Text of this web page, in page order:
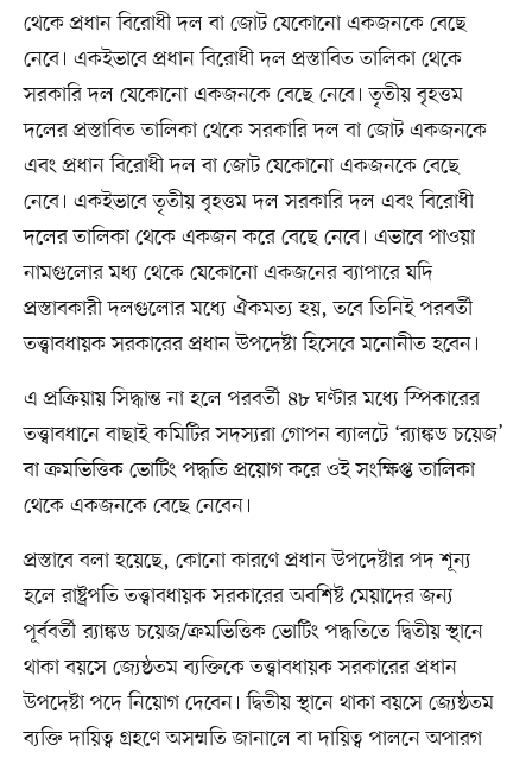
থেকে প্রধান বিরোধী দল বা জোট যেকোনো একজনকে বেছে
নেবে। একইভাবে প্রধান বিরোধী দল প্রস্তাবিত তালিকা থেকে
সরকারি দল যেকোনো একজনকে বেছে নেবে। তৃতীয় বৃহত্তম
দলের প্রস্তাবিত তালিকা থেকে সরকারি দল বা জোট একজনকে
এবং প্রধান বিরোধী দল বা জোট যেকোনো একজনকে বেছে
নেবে। একইভাবে তৃতীয় বৃহত্তম দল সরকারি দল এবং বিরোধী
দলের তালিকা থেকে একজন করে বেছে নেবে। এভাবে পাওয়া
নামগুলোর মধ্য থেকে যেকোনো একজনের ব্যাপারে যদি
প্রস্তাবকারী দলগুলোর মধ্যে ঐকমত্য হয়, তবে তিনিই পরবর্তী
তত্ত্বাবধায়ক সরকারের প্রধান উপদেষ্টা হিসেবে মনোনীত হবেন।
এ প্রক্রিয়ায় সিদ্ধান্ত না হলে পরবর্তী ৪৮ ঘণ্টার মধ্যে স্পিকারের
তত্ত্বাবধানে বাছাই কমিটির সদস্যরা গোপন ব্যালটে ‘র‍্যাঙ্কড চয়েজ’
বা ক্রমভিত্তিক ভোটিং পদ্ধতি প্রয়োগ করে ওই সংক্ষিপ্ত তালিকা
থেকে একজনকে বেছে নেবেন।
প্রস্তাবে বলা হয়েছে, কোনো কারণে প্রধান উপদেষ্টার পদ শূন্য
হলে রাষ্ট্রপতি তত্ত্বাবধায়ক সরকারের অবশিষ্ট মেয়াদের জন্য
পূর্ববর্তী র‍্যাঙ্কড চয়েজ/ক্রমভিত্তিক ভোটিং পদ্ধতিতে দ্বিতীয় স্থানে
থাকা বয়সে জ্যেষ্ঠতম ব্যক্তিকে তত্ত্বাবধায়ক সরকারের প্রধান
উপদেষ্টা পদে নিয়োগ দেবেন। দ্বিতীয় স্থানে থাকা বয়সে জ্যেষ্ঠতম
ব্যক্তি দায়িত্ব গ্রহণে অসম্মতি জানালে বা দায়িত্ব পালনে অপারগ